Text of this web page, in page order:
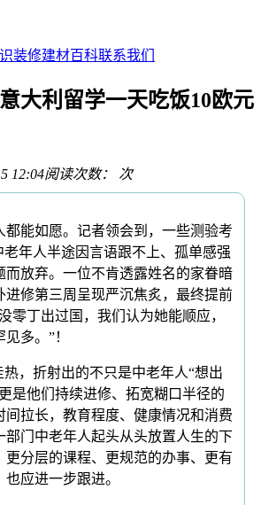
装修建材百科联系我们
大利留学一天吃饭10欧元
12:04阅读次数： 次
能如愿。记者领会到，一些测验考
老年人半途因言语跟不上、孤单感强
而放弃。一位不肯透露姓名的家眷暗
进修第三周呈现严沉焦炙，最终提前
零丁出过国，我们认为她能顺应，
多。”！
，折射出的不只是中老年人“想出
是他们持续进修、拓宽糊口半径的
间拉长，教育程度、健康情况和消费
部门中老年人起头从头放置人生的下
更分层的课程、更规范的办事、更有
应进一步跟进。